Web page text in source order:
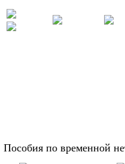
Пособия по временной